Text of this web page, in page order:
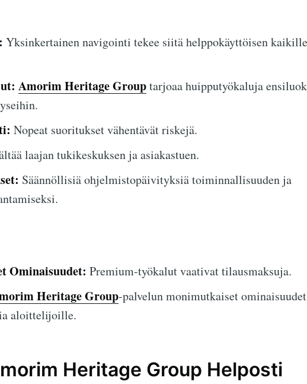
Yksinkertainen navigointi tekee siitä helppokäyttöisen kaikille
Amorim Heritage Grouptarjoaa huipputyökaluja
Nopeat suoritukset vähentävät riskejä.
laajan tukikeskuksen ja asiakastuen.
Säännöllisiä ohjelmistopäivityksiä toiminnallisuuden ja
Ominaisuudet: Premium-työkalut vaativat tilausmaksuja.
Heritage Group-palvelun monimutkaiset
aloittelijoille.
Heritage Group Helposti